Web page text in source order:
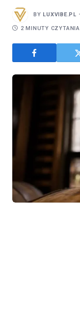
BY LUXVIBE.PL
2 MINUTY CZYTANIA